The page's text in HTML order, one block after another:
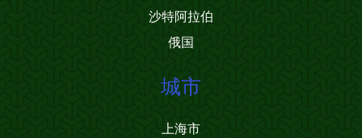
沙特阿拉伯
俄国
城市
上海市